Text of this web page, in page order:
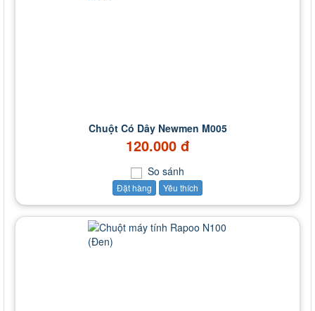
Chuột Có Dây Newmen M005
120.000 đ
So sánh
Đặt hàng Yêu thích